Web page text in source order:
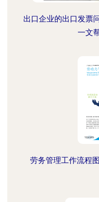
出口企业的出口发票
一文
劳务管理工作流程